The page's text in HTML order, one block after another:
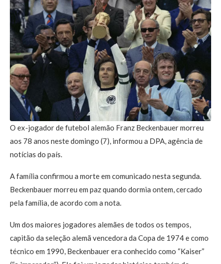
O ex-jogador de futebol alemão Franz Beckenbauer morreu
aos 78 anos neste domingo (7), informou a DPA, agência de
notícias do país.
A família confirmou a morte em comunicado nesta segunda.
Beckenbauer morreu em paz quando dormia ontem, cercado
pela família, de acordo com a nota.
Um dos maiores jogadores alemães de todos os tempos,
capitão da seleção alemã vencedora da Copa de 1974 e como
técnico em 1990, Beckenbauer era conhecido como “Kaiser”